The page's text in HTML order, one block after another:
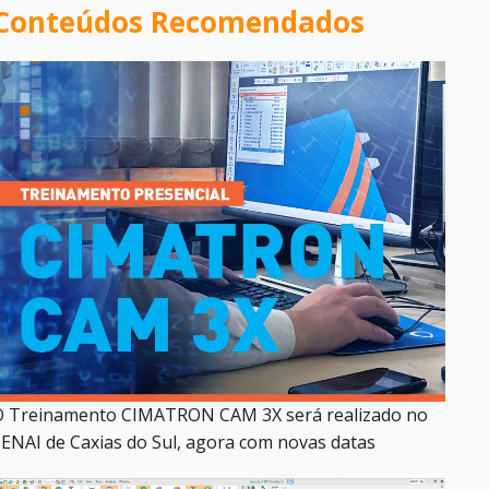
Recomendados
Treinamento CIMATRON CAM 3X será realizado no
de Caxias do Sul, agora com novas datas